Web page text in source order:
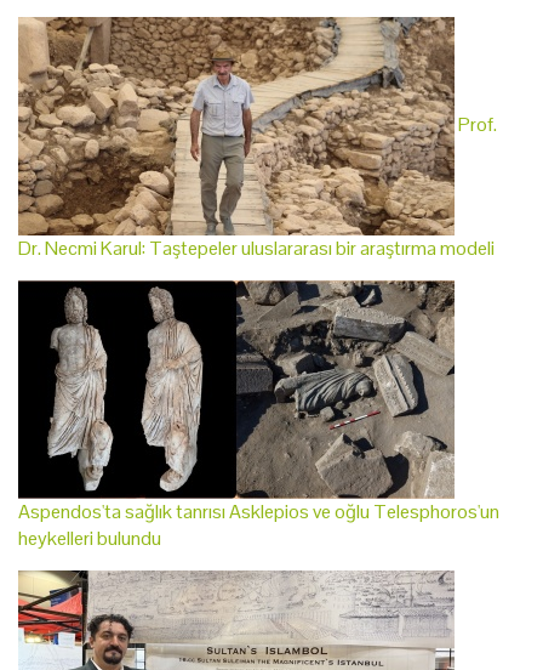
Prof.
Dr. Necmi Karul: Taştepeler uluslararası bir araştırma modeli
Aspendos'ta sağlık tanrısı Asklepios ve oğlu Telesphoros'un
heykelleri bulundu